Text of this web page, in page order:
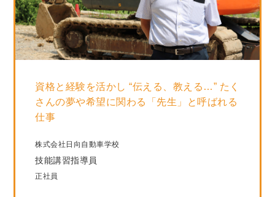
資格と経験を活かし “伝える、教える…” たく
さんの夢や希望に関わる「先生」と呼ばれる
仕事
株式会社日向自動車学校
技能講習指導員
正社員